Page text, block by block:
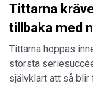
Tittarna
tillbaka med
Tittarna hoppas
största
självklart att så blir